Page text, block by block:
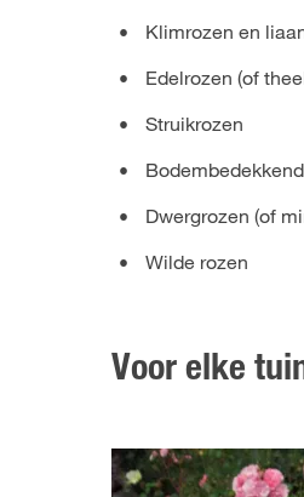
Klimrozen en
Edelrozen (of
Struikrozen
Dwergrozen (of
Wilde rozen
Voor elke